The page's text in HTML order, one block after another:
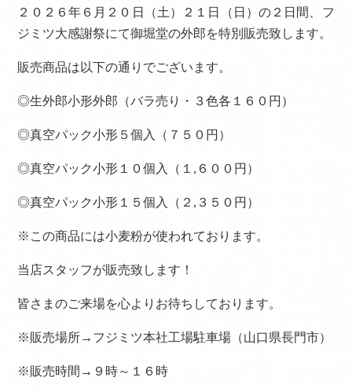
２０２６年６月２０日（土）２１日（日）の２日間、フ
ジミツ大感謝祭にて御堀堂の外郎を特別販売致します。
販売商品は以下の通りでございます。
◎生外郎小形外郎（バラ売り・３色各１６０円）
◎真空パック小形５個入（７５０円）
◎真空パック小形１０個入（１,６００円）
◎真空パック小形１５個入（２,３５０円）
※この商品には小麦粉が使われております。
当店スタッフが販売致します！
皆さまのご来場を心よりお待ちしております。
※販売場所→フジミツ本社工場駐車場（山口県長門市）
※販売時間→９時～１６時